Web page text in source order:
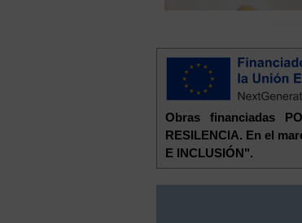
Obras financiadas
RESILENCIA. En el
E INCLUSIÓN".